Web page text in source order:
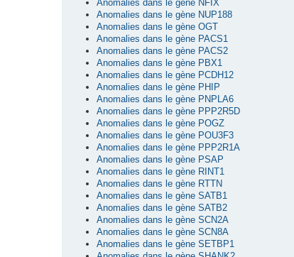
Anomalies dans le gène NFIX
Anomalies dans le gène NUP188
Anomalies dans le gène OGT
Anomalies dans le gène PACS1
Anomalies dans le gène PACS2
Anomalies dans le gène PBX1
Anomalies dans le gène PCDH12
Anomalies dans le gène PHIP
Anomalies dans le gène PNPLA6
Anomalies dans le gène PPP2R5D
Anomalies dans le gène POGZ
Anomalies dans le gène POU3F3
Anomalies dans le gène PPP2R1A
Anomalies dans le gène PSAP
Anomalies dans le gène RINT1
Anomalies dans le gène RTTN
Anomalies dans le gène SATB1
Anomalies dans le gène SATB2
Anomalies dans le gène SCN2A
Anomalies dans le gène SCN8A
Anomalies dans le gène SETBP1